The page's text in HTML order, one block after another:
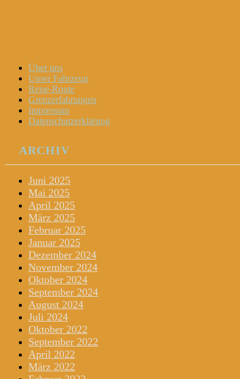
Menu
Widgets
Search
Skip
content
Über uns
Unser Fahrzeug
Reise-Route
Grenzerfahrungen
Impressum
Datenschutzerklärung
ARCHIV
Juni 2025
Mai 2025
April 2025
März 2025
Februar 2025
Januar 2025
Dezember 2024
November 2024
Oktober 2024
September 2024
August 2024
Juli 2024
Oktober 2022
September 2022
April 2022
März 2022